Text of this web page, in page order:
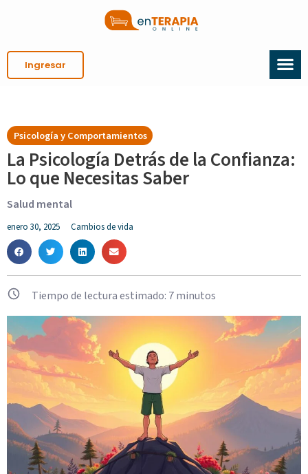
Ingresar
Psicología y Comportamientos
La Psicología Detrás de la Confianza:
Lo que Necesitas Saber
Salud mental
enero 30, 2025 Cambios de vida
Tiempo de lectura estimado: 7minutos